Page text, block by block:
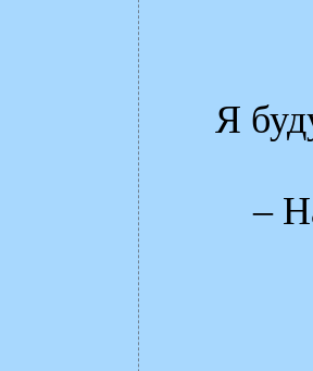
Я
–